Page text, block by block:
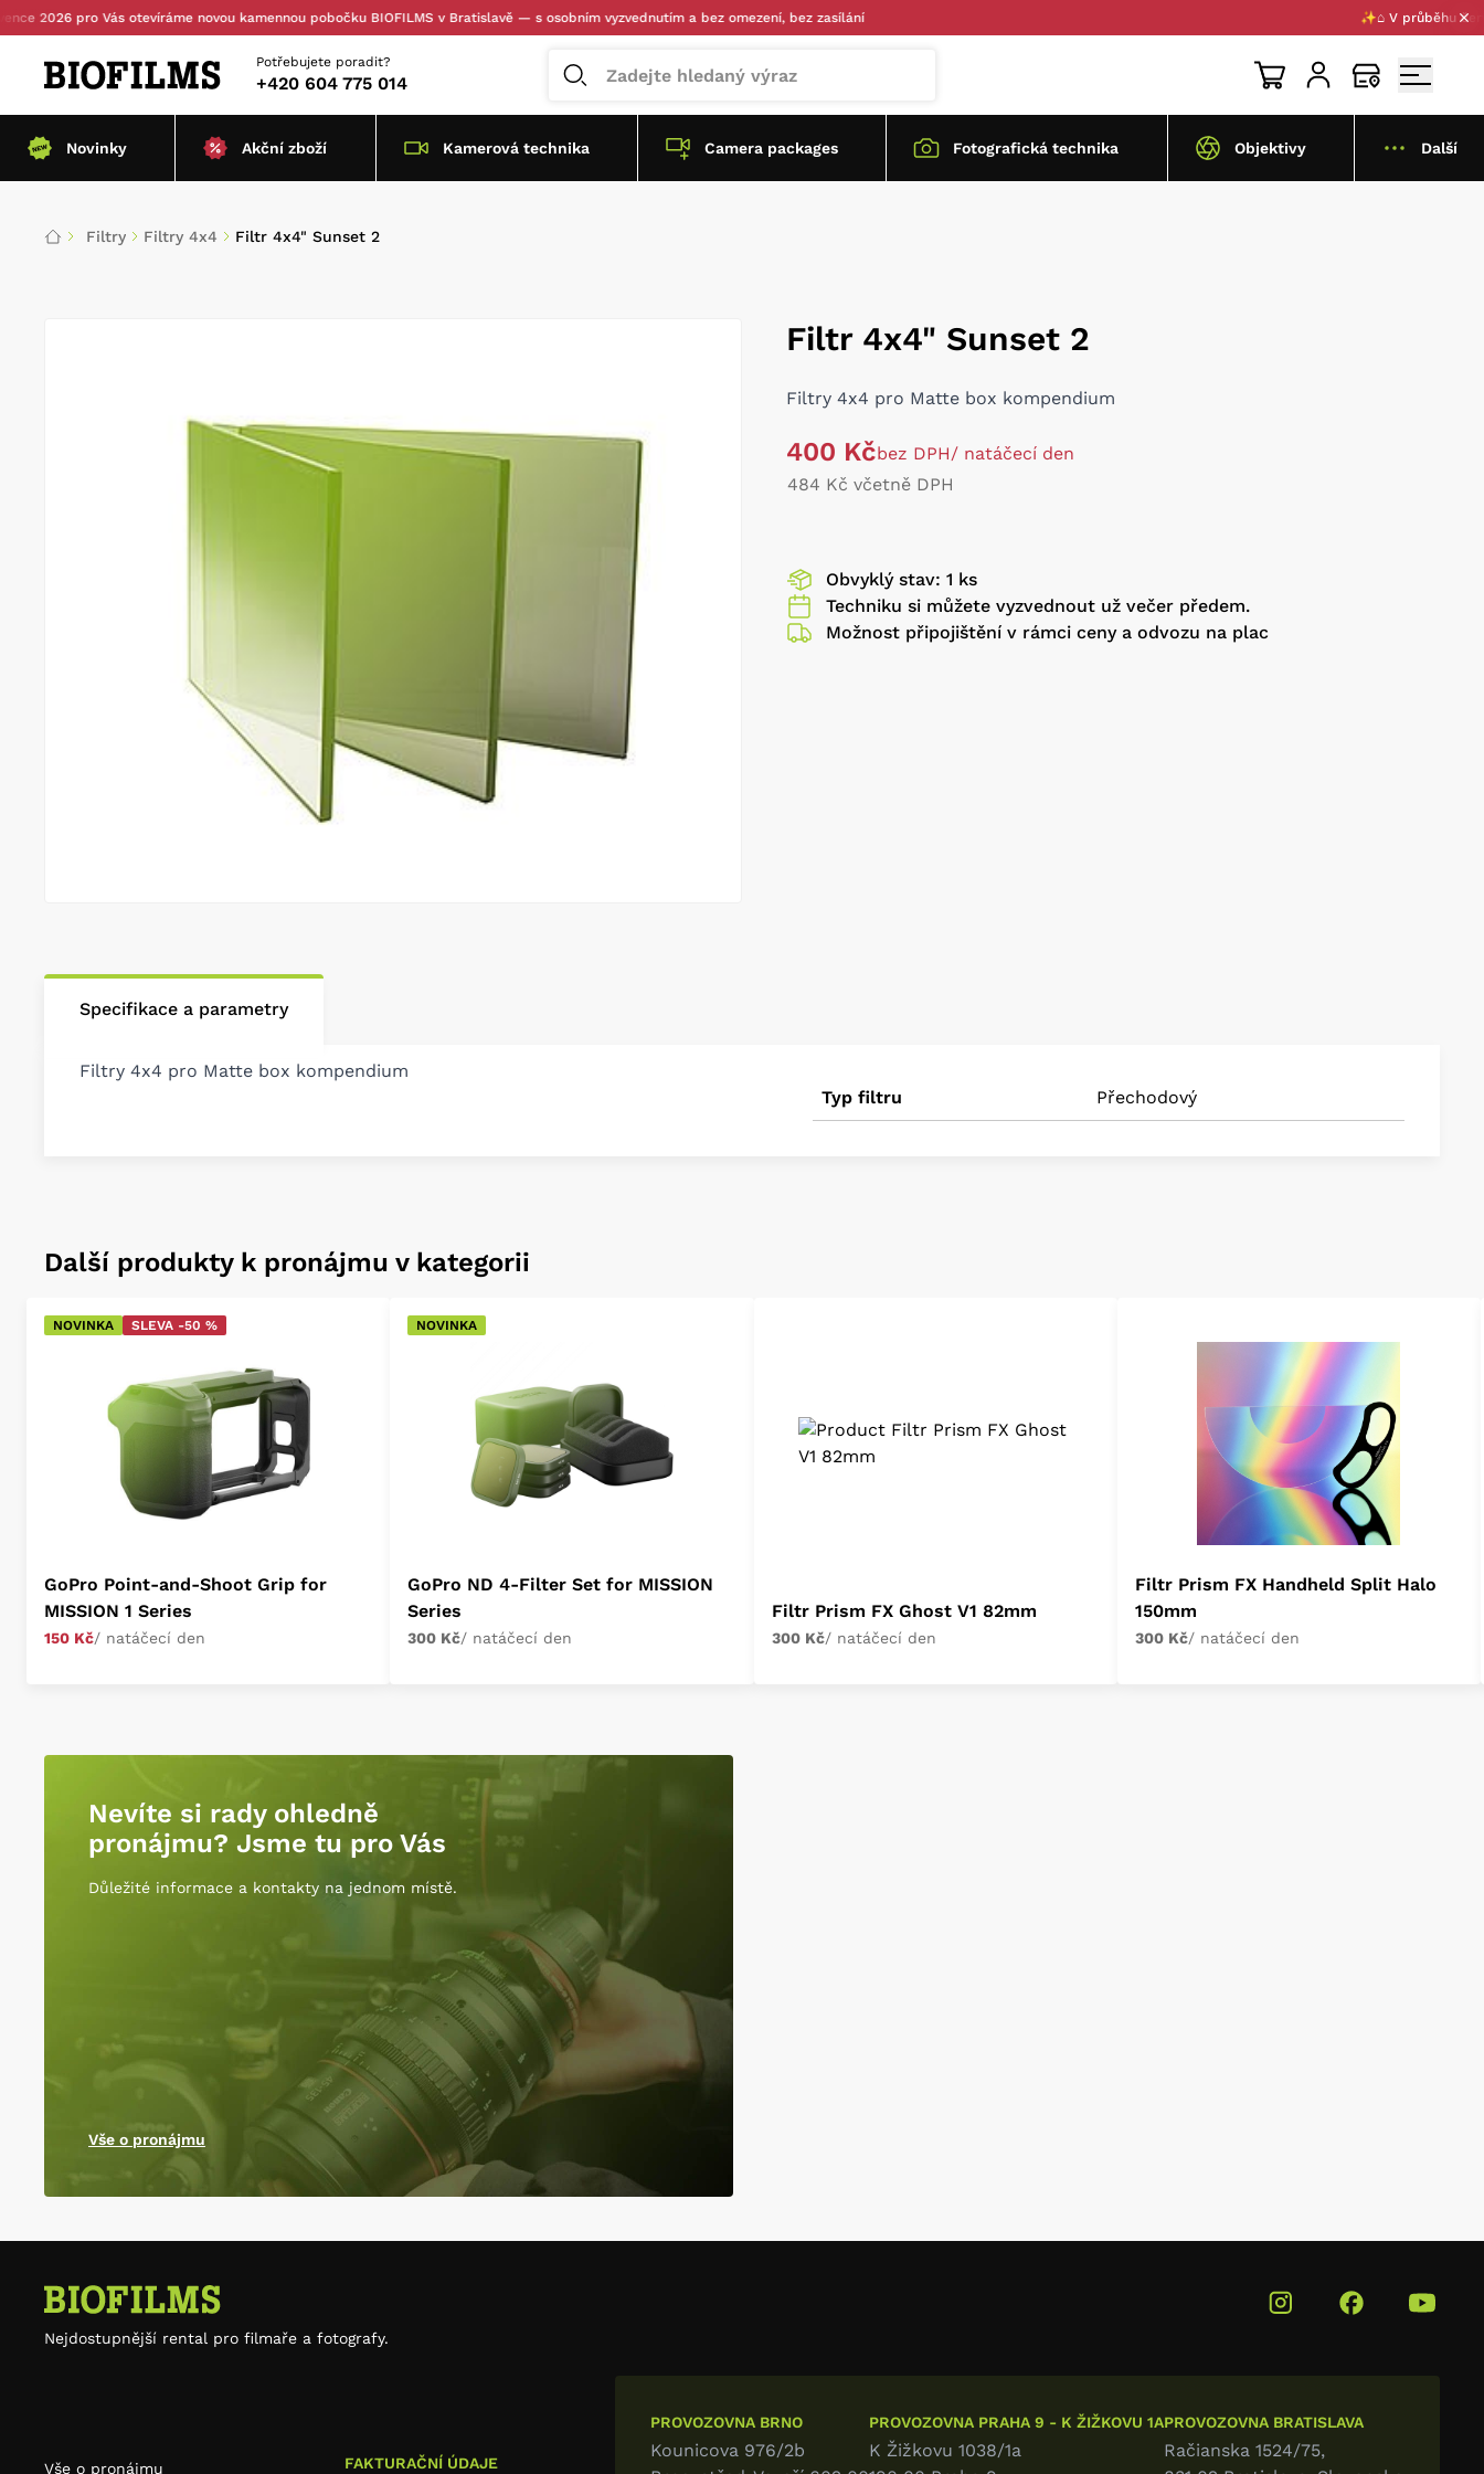
2026 pro Vás otevíráme novou kamennou pobočku BIOFILMS v Bratislavě — s osobním vyzvednutím a bez omezení, bez zasílání ✨⌂ V průběhu
Potřebujete poradit?
+420 604 775 014
Novinky Akční zboží Kamerová technika Camera packages Fotografická technika Objektivy Další
Filtry Filtry 4x4 Filtr 4x4" Sunset 2
Filtr 4x4" Sunset 2
Filtry 4x4 pro Matte box kompendium
400 Kčbez DPH/ natáčecí den
484 Kč včetně DPH
Obvyklý stav: 1 ks
Techniku si můžete vyzvednout už večer předem.
Možnost připojištění v rámci ceny a odvozu na plac
Specifikace a parametry
Filtry 4x4 pro Matte box kompendium
Typ filtru
Přechodový
Další produkty k pronájmu v kategorii
NOVINKA SLEVA -50 %
GoPro Point-and-Shoot Grip for
MISSION 1 Series
150 Kč/ natáčecí den
NOVINKA
GoPro ND 4-Filter Set for MISSION
Series
300 Kč/ natáčecí den
Filtr Prism FX Ghost V1 82mm
300 Kč/ natáčecí den
Filtr Prism FX Handheld Split Halo
150mm
300 Kč/ natáčecí den
Nevíte si rady ohledně
pronájmu? Jsme tu pro Vás
Důležité informace a kontakty na jednom místě.
Vše o pronájmu
Nejdostupnější rental pro filmaře a fotografy.
Vše o pronájmu FAKTURAČNÍ ÚDAJE
PROVOZOVNA BRNO
Kounicova 976/2b
PROVOZOVNA PRAHA 9 - K ŽIŽKOVU 1A
K Žižkovu 1038/1a
PROVOZOVNA BRATISLAVA
Račianska 1524/75,